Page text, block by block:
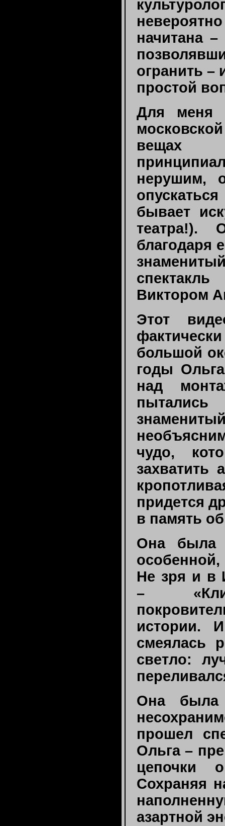
начитана
огранить –
простой
Для меня
вещах
нерушим,
бывает
театра!).
благодаря
Виктором
Этот
большой
годы
над
чудо,
захватить
придется
в память
Она была
особенной,
Не зря и в
–
истории.
смеялась
светло:
Она была
прошел
Ольга –
цепочки
Сохраняя
азартной